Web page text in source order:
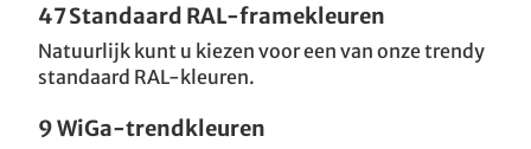
47 Standaard RAL-framekleuren
Natuurlijk kunt u kiezen voor een van onze trendy
standaard RAL-kleuren.
9 WiGa-trendkleuren